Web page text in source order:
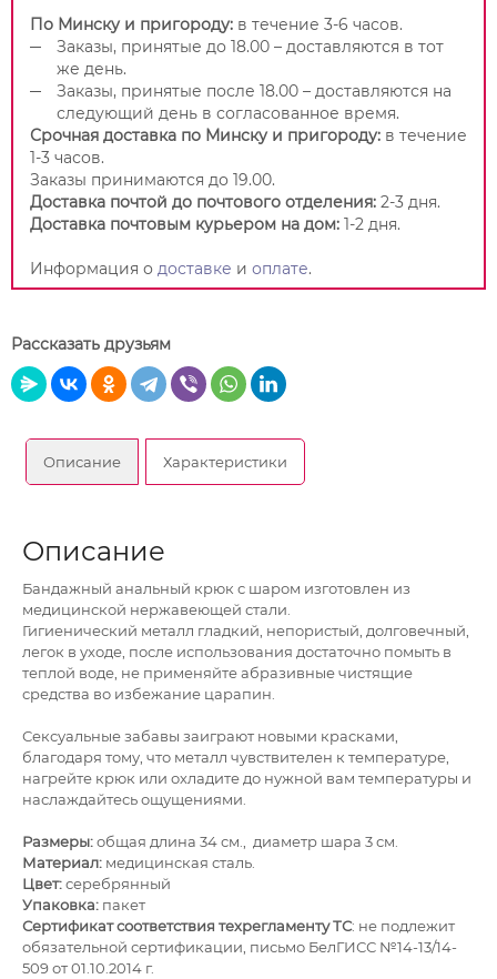
По Минску и пригороду: в течение 3-6 часов.
Заказы, принятые до 18.00 – доставляются в тот
же день.
Заказы, принятые после 18.00 – доставляются на
следующий день в согласованное время.
Срочная доставка по Минску и пригороду: в течение
1-3 часов.
Заказы принимаются до 19.00.
Доставка почтой до почтового отделения: 2-3 дня.
Доставка почтовым курьером на дом: 1-2 дня.
Информация о доставке и оплате.
Рассказать друзьям
Описание Характеристики
Описание
Бандажный анальный крюк с шаром изготовлен из
медицинской нержавеющей стали.
Гигиенический металл гладкий, непористый, долговечный,
легок в уходе, после использования достаточно помыть в
теплой воде, не применяйте абразивные чистящие
средства во избежание царапин.
Сексуальные забавы заиграют новыми красками,
благодаря тому, что металл чувствителен к температуре,
нагрейте крюк или охладите до нужной вам температуры и
наслаждайтесь ощущениями.
Размеры:общая длина 34 см., диаметр шара 3 см.
Материал: медицинская сталь.
Цвет:серебрянный
Упаковка: пакет
Сертификат соответствия техрегламенту ТС: не подлежит
обязательной сертификации, письмо БелГИСС №14-13/14-
509 от 01.10.2014 г.